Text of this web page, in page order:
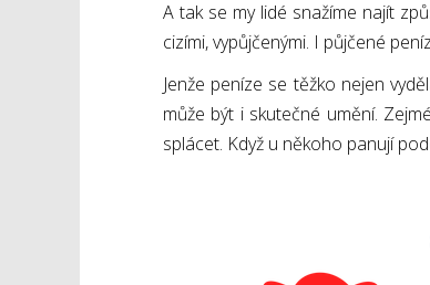
A tak se my lidé snažíme najít
cizími, vypůjčenými. I půjčené
Jenže peníze se těžko nejen
může být i skutečné umění.
splácet. Když u někoho panují